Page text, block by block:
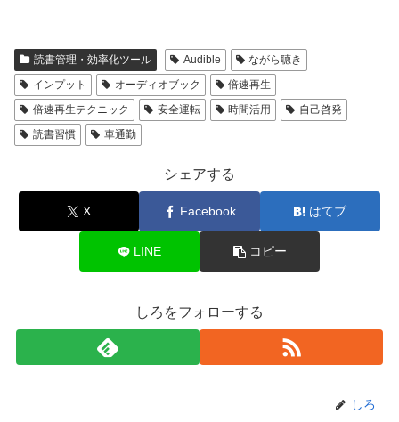
読書管理・効率化ツール Audible
ながら聴き
インプット
オーディオブック
倍速再生
倍速再生テクニック
安全運転 時間活用
自己啓発
読書習慣
車通勤
シェアする
X Facebook はてブ
LINE コピー
しろをフォローする
しろ